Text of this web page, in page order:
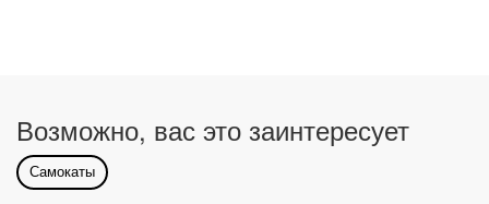
Возможно, вас это заинтересует
Самокаты